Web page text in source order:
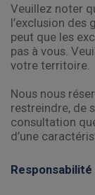
Veuillez noter
l’exclusion des
peut que les
pas à vous.
votre territoire.
Nous nous
restreindre, de
consultation
d’une
Responsabilité